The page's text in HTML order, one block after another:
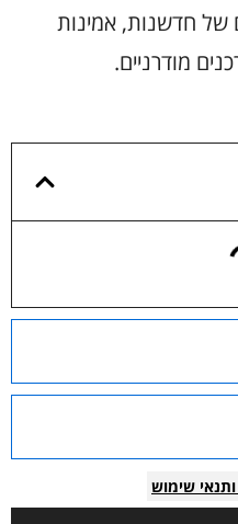
של חדשנות, אמינות
מודרניים.
ותנאי שימוש